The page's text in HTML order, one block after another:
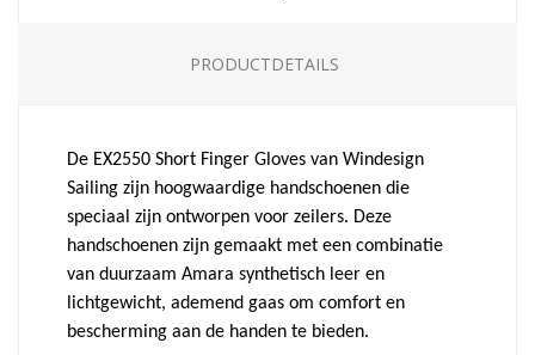
PRODUCTDETAILS
De EX2550 Short Finger Gloves van Windesign
Sailing zijn hoogwaardige handschoenen die
speciaal zijn ontworpen voor zeilers. Deze
handschoenen zijn gemaakt met een combinatie
van duurzaam Amara synthetisch leer en
lichtgewicht, ademend gaas om comfort en
bescherming aan de handen te bieden.